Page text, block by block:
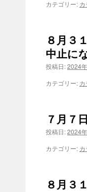
カテゴリー:
８月３
中止に
投稿日:2024
カテゴリー:
７月７
投稿日:2024
カテゴリー:
８月３